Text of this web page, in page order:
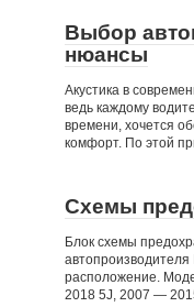
Выбор
нюансы
Акустика в
ведь каждому
времени, хочется
комфорт. По этой
Схемы
Блок схемы
расположение.
2018 5J, 2007 —